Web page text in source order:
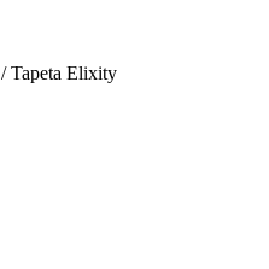
/ Tapeta Elixity